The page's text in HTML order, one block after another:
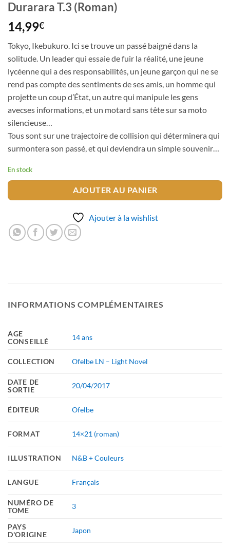
Durarara T.3 (Roman)
14,99€
Tokyo, Ikebukuro. Ici se trouve un passé baigné dans la
solitude. Un leader qui essaie de fuir la réalité, une jeune
lycéenne qui a des responsabilités, un jeune garçon qui ne se
rend pas compte des sentiments de ses amis, un homme qui
projette un coup d’État, un autre qui manipule les gens
avecses informations, et un motard sans tête sur sa moto
silencieuse…
Tous sont sur une trajectoire de collision qui déterminera qui
surmontera son passé, et qui deviendra un simple souvenir…
En stock
AJOUTER AU PANIER
Ajouter à la wishlist
INFORMATIONS COMPLÉMENTAIRES
AGE
CONSEILLÉ
14 ans
COLLECTION Ofelbe LN – Light Novel
DATE DE
SORTIE
20/04/2017
ÉDITEUR Ofelbe
FORMAT 14×21 (roman)
ILLUSTRATION N&B + Couleurs
LANGUE Français
NUMÉRO DE
TOME
3
PAYS
D'ORIGINE
Japon